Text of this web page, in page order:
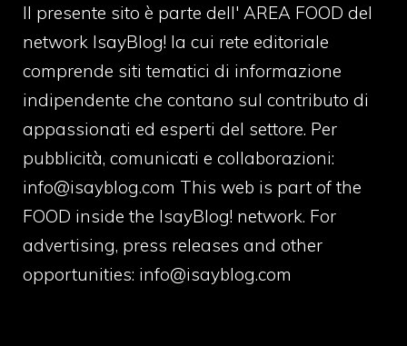
Il presente sito è parte dell' AREA FOOD del
network IsayBlog! la cui rete editoriale
comprende siti tematici di informazione
indipendente che contano sul contributo di
appassionati ed esperti del settore. Per
pubblicità, comunicati e collaborazioni:
info@isayblog.com This web is part of the
FOOD inside the IsayBlog! network. For
advertising, press releases and other
opportunities: info@isayblog.com